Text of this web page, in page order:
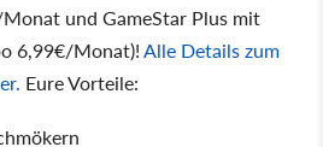
und GameStar Plus mit
6,99€/Monat)!Alle Details zum
Eure Vorteile: